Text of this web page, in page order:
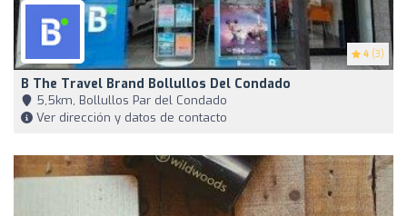
4 (3)
B The Travel Brand Bollullos Del Condado
5,5km, Bollullos Par del Condado
Ver dirección y datos de contacto